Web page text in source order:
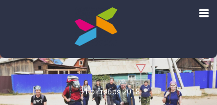
Поиск авиабилетов
31 октября 2018